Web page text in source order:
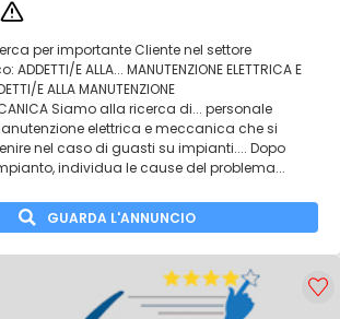
per importante Cliente nel settore
E ALLA... MANUTENZIONE ELETTRICA E
E ALLA MANUTENZIONE
Siamo alla ricerca di... personale
elettrica e meccanica che si
nel caso di guasti su impianti.... Dopo
individua le cause del problema...
GUARDA L'ANNUNCIO